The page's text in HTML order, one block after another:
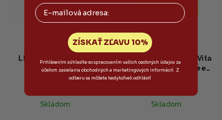
LEBELAGE - Vitamin
Solution Mask -
Rozjasňujúca plátenná
komplexom a kyselinou
hyalurónovou 25g
Skladom
BIODANCE - Radiant Vita
Niacinamide Real Deep
Mask - Rozjasňujúca
ananásom 34g
4,25 €
Skladom
Email
ZÍSKAŤ ZĽAVU 10%
Prihlásením súhlasíte so spracovaním vašich osobných údajov za
účelom zasielania obchodných a marketingových informácií. Z
odberu sa môžete kedykoľvek odhlásiť